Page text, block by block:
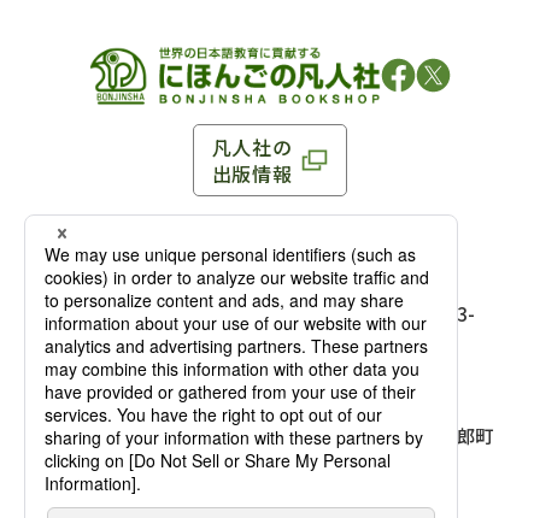
凡人社の
出版情報
〒102-0093 東京都千代田区平河町 1-3-13 8F
TEL：03-3263-3959／FAX：03-3263-3116
麹町店
〒102-0093 東京都千代田区平河町1-3-
13 8F［アクセス］
TEL：03-3239-8673／FAX：03-3263-
3116
大阪店
〒541-0056 大阪府大阪市中央区久太郎町
4-2-10
大西ビルディング 1階［